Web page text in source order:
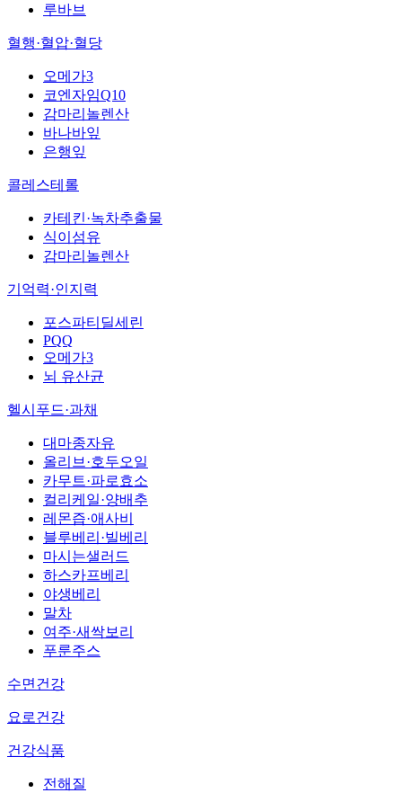
루바브
혈행·혈압·혈당
오메가3
코엔자임Q10
감마리놀렌산
바나바잎
은행잎
콜레스테롤
카테킨·녹차추출물
식이섬유
감마리놀렌산
기억력·인지력
포스파티딜세린
PQQ
오메가3
뇌 유산균
헬시푸드·과채
대마종자유
올리브·호두오일
카무트·파로효소
컬리케일·양배추
레몬즙·애사비
블루베리·빌베리
마시는샐러드
하스카프베리
야생베리
말차
여주·새싹보리
푸룬주스
수면건강
요로건강
건강식품
전해질